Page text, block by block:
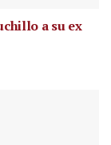
a su ex